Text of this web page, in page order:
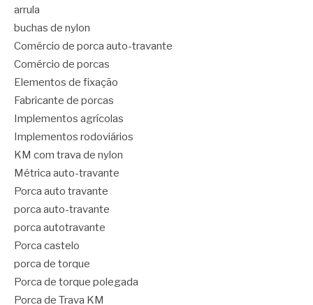
arrula
buchas de nylon
Comércio de porca auto-travante
Comércio de porcas
Elementos de fixação
Fabricante de porcas
Implementos agrícolas
Implementos rodoviários
KM com trava de nylon
Métrica auto-travante
Porca auto travante
porca auto-travante
porca autotravante
Porca castelo
porca de torque
Porca de torque polegada
Porca de Trava KM